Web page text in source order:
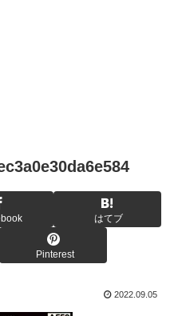
はてブ
Pinterest
2022.09.05